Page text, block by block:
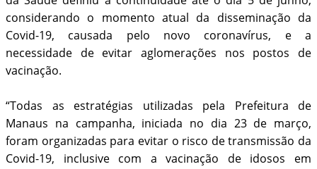
considerando o momento atual da disseminação da
Covid-19, causada pelo novo coronavírus, e a
necessidade de evitar aglomerações nos postos de
vacinação.
“Todas as estratégias utilizadas pela Prefeitura de
Manaus na campanha, iniciada no dia 23 de março,
foram organizadas para evitar o risco de transmissão da
Covid-19, inclusive com a vacinação de idosos em